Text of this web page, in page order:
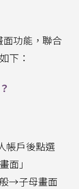
面功能，聯合
下：
帳戶後點選
面」
→子母畫面